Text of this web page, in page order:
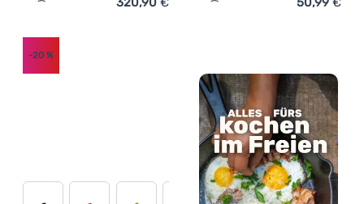
Zum Vergleich 'Damenjacke High Point Explosion 8.0
Zum Vergleich
-20 %